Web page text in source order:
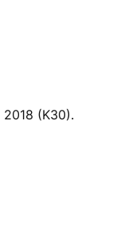
2018 (K30).